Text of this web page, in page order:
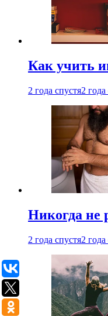
Как учить
2 года спустя2 года
Никогда не
2 года спустя2 года